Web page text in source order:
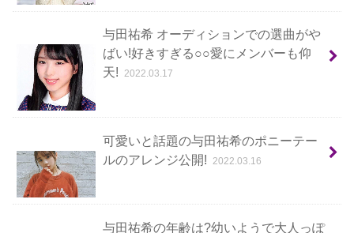
与田祐希 オーディションでの選曲がや
ばい!好きすぎる○○愛にメンバーも仰
天!
2022.03.17
可愛いと話題の与田祐希のポニーテー
ルのアレンジ公開!
2022.03.16
与田祐希の年齢は?幼いようで大人っぽ